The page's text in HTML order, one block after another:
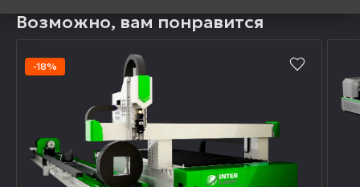
Возможно, вам понравится
-18%